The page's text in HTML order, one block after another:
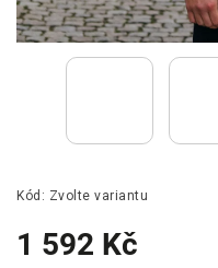
Kód: Zvolte variantu
1 592 Kč